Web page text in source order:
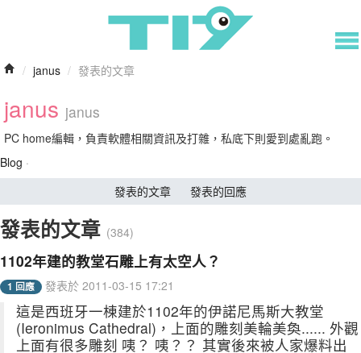
/ janus / 發表的文章
janus janus
PC home編輯，負責軟體相關資訊及打雜，私底下則愛到處亂跑。
Blog ·
發表的文章
發表的回應
發表的文章 (384)
1102年建的教堂石雕上有太空人？
1 回應 發表於 2011-03-15 17:21
這是西班牙一棟建於1102年的伊諾尼馬斯大教堂
(Ieronimus Cathedral)，上面的雕刻美輪美奐...... 外觀
上面有很多雕刻 咦？ 咦？？ 其實後來被人家爆料出